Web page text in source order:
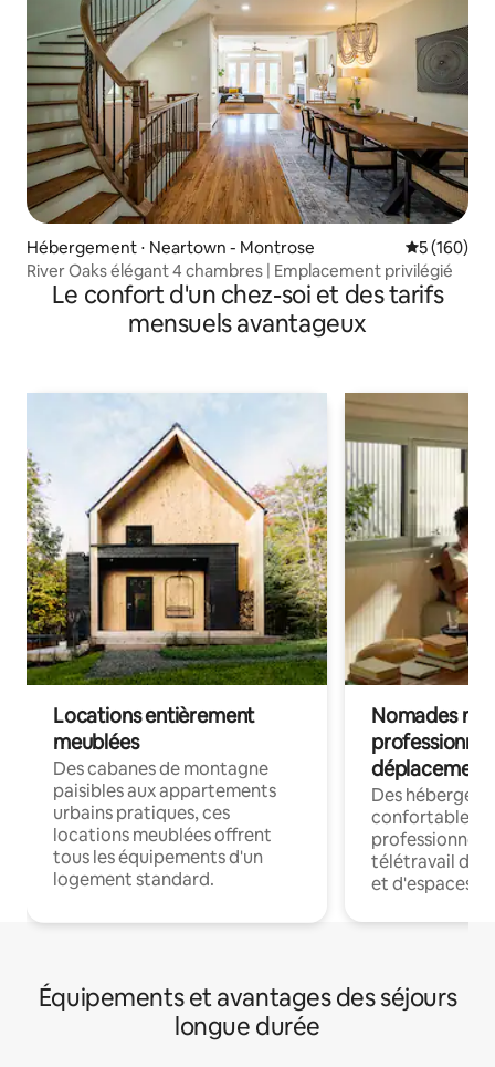
Hébergement ⋅ Neartown - Montrose Évaluation
5 (160)
River Oaks élégant 4 chambres | Emplacement privilégié
Le confort d'un chez-soi et des tarifs
mensuels avantageux
Locations entièrement
meublées
Des cabanes de montagne
paisibles aux appartements
urbains pratiques, ces
locations meublées offrent
tous les équipements d'un
logement standard.
Nomades
déplacement
Des
confortables
professionnels
télétravail
et d'espaces
Équipements et avantages des séjours
longue durée